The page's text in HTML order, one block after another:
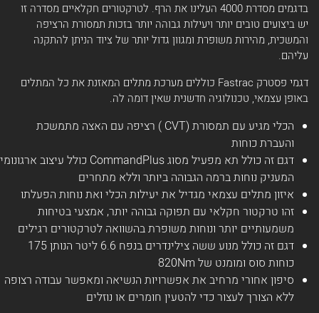
בדגמים מסדרת 4000 העלינו את הרף. לטרקטורים חקלאיים מסדרה זו
יש ביצועים טובים יותר ויעילות גבוהה יותר בזכות תמסורת הרציפה
והמשכית, מהירות משופרת ומגוון גדול יותר של ציוד הניתן להתקנה
עליהם.
דגמי פסטרק Fastrac כוללים מערכת מתלים המאזנת את כל המתלים
באופן עצמאי, טכנולוגיה חדשנית שאין דומה לה.
הכלי מגיע עם תמסורת (CVT ) רציפה עם האצה מתמשכת
והעברת כוחות
דגם זה כולל תא מפעיל מסוג CommandPlus כולל עיצוב ארגונומי
המעניק נוחות ברמה הגבוהה ביותר וללא מתחרים
איזון מתלים עצמאי מגדיל את יעילות הכלי ואת נוחות הפעלתו
זהו טרקטור חקלאי עם תפוקה גבוהה יותר, אמצעי בטיחות
משמעותיים יותר ונוחות משופרת בהשוואה לטרקטורים רגילים
דגם זה כולל מנוע ששה צילינדרים בנפח 6.6 ליטר הנותן 175
כוחות סוס ומומנט של 820Nm
סיפון אחורי מרחיב את אפשרויות הנשיאה ומאפשר עבודה רצופה
ללא הצורך לעצור כדי להטעין חומרים או נוזלים